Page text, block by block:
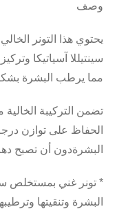
وصف
يحتوي هذا التونر الخالي
سينتيللا آسياتيكا وتركيز
مما يرطب البشرة
تضمن التركيبة الخالية
الحفاظ على توازن
البشرةدون أن تصبح
* تونر غني بمستخلص
البشرة وتنقيتها